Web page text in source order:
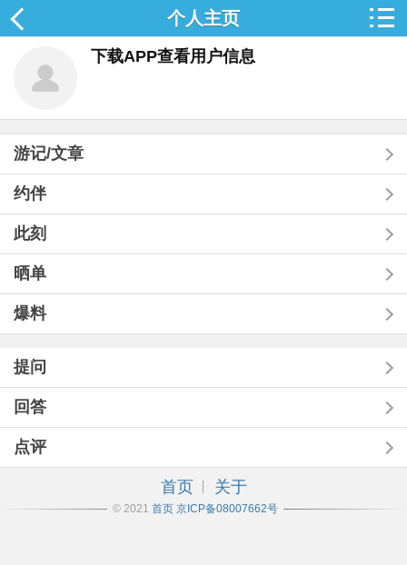
个人主页
下载APP查看用户信息
游记/文章
约伴
此刻
晒单
爆料
提问
回答
点评
首页 关于
© 2021 首页 京ICP备08007662号